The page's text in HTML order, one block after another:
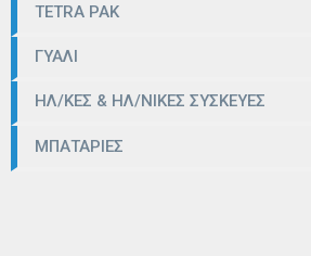
TETRA PAK
ΓΥΑΛΙ
ΗΛ/ΚΕΣ & ΗΛ/ΝΙΚΕΣ ΣΥΣΚΕΥΕΣ
ΜΠΑΤΑΡΙΕΣ